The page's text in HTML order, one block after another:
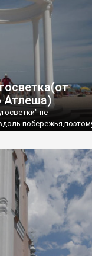
Атлеша)
не